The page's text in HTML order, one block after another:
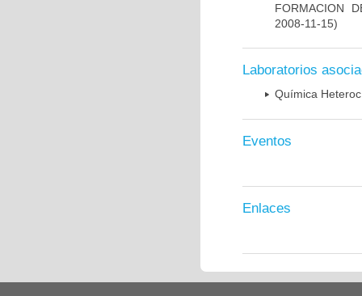
FORMACION
2008-11-15)
Laboratorios
Química
Eventos
Enlaces